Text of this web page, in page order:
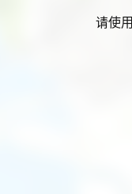
请使